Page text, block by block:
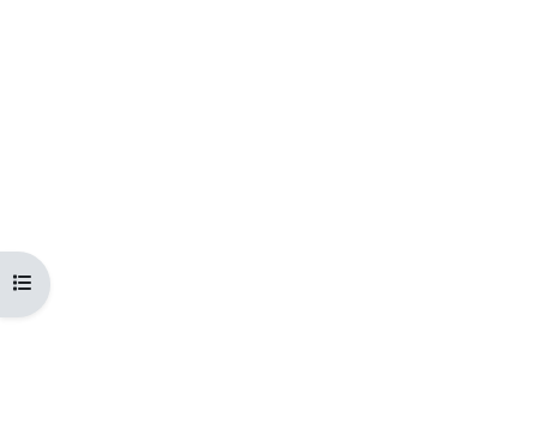
Открыть оглавление курса